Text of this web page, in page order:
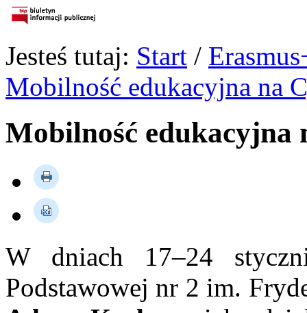
Jesteś tutaj: Start /
Mobilność edukacyjna na
Mobilność edukacyjna
W dniach 17–24
Podstawowej nr 2 im.